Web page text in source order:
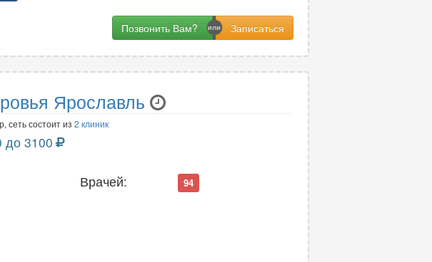
Позвонить Вам?
Ярославль
сеть состоит из 2 клиник
до 3100
Врачей: 94